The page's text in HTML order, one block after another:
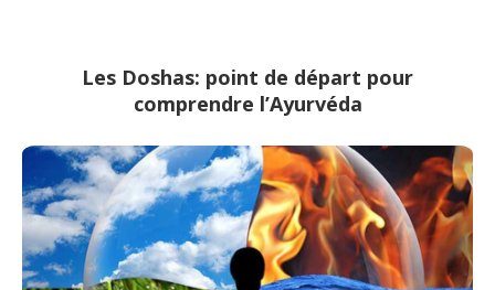
Les Doshas: point de départ pour
comprendre l’Ayurvéda